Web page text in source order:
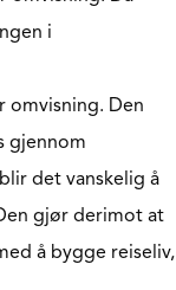
i
omvisning. Den
gjennom
det vanskelig å
gjør derimot at
å bygge reiseliv,